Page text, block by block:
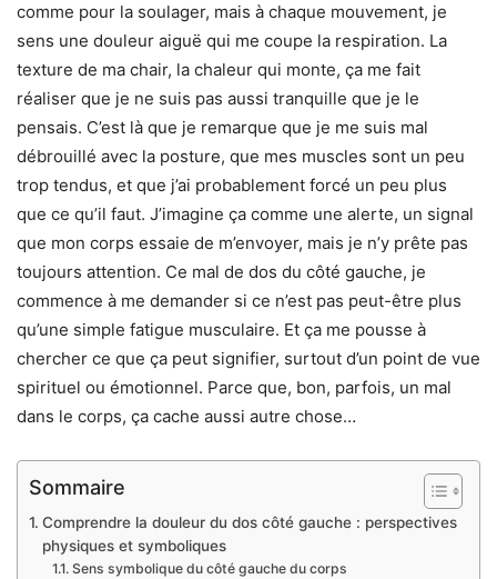
comme pour la soulager, mais à chaque mouvement, je
sens une douleur aiguë qui me coupe la respiration. La
texture de ma chair, la chaleur qui monte, ça me fait
réaliser que je ne suis pas aussi tranquille que je le
pensais. C’est là que je remarque que je me suis mal
débrouillé avec la posture, que mes muscles sont un peu
trop tendus, et que j’ai probablement forcé un peu plus
que ce qu’il faut. J’imagine ça comme une alerte, un signal
que mon corps essaie de m’envoyer, mais je n’y prête pas
toujours attention. Ce mal de dos du côté gauche, je
commence à me demander si ce n’est pas peut-être plus
qu’une simple fatigue musculaire. Et ça me pousse à
chercher ce que ça peut signifier, surtout d’un point de vue
spirituel ou émotionnel. Parce que, bon, parfois, un mal
dans le corps, ça cache aussi autre chose…
Sommaire
Comprendre la douleur du dos côté gauche : perspectives
physiques et symboliques
Sens symbolique du côté gauche du corps